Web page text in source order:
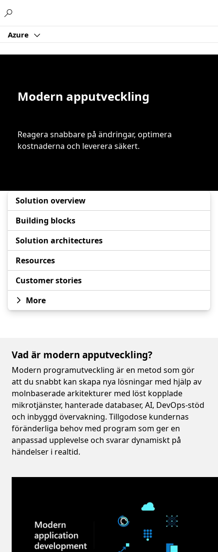
Azure
Modern apputveckling
Reagera snabbare på ändringar, optimera
kostnaderna och leverera säkert.
Solution overview
Building blocks
Solution architectures
Resources
Customer stories
More
Vad är modern apputveckling?
Modern programutveckling är en metod som gör
att du snabbt kan skapa nya lösningar med hjälp av
molnbaserade arkitekturer med löst kopplade
mikrotjänster, hanterade databaser, AI, DevOps-stöd
och inbyggd övervakning. Tillgodose kundernas
föränderliga behov med program som ger en
anpassad upplevelse och svarar dynamiskt på
händelser i realtid.